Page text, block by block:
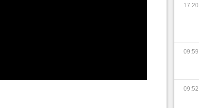
17:20
09:59
09:52